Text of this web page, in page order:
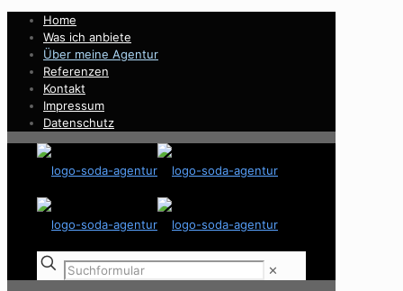
Home
Was ich anbiete
Über meine Agentur
Referenzen
Kontakt
Impressum
Datenschutz
✕